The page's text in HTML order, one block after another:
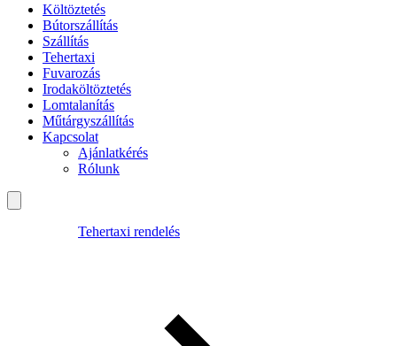
Költöztetés
Bútorszállítás
Szállítás
Tehertaxi
Fuvarozás
Irodaköltöztetés
Lomtalanítás
Műtárgyszállítás
Kapcsolat
Ajánlatkérés
Rólunk
Tehertaxi rendelés